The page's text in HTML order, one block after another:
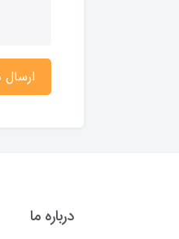
ارسال
درباره ما